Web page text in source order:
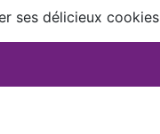
ses délicieux